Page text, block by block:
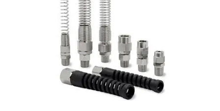
Verktøy & Forbruksmateriell
Arbeidsplassen